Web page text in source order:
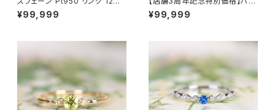
（GH1145）
¥99,999
マナイト＆アレキサンドライト Pt
950 リング 12号（GH1222）
¥99,999